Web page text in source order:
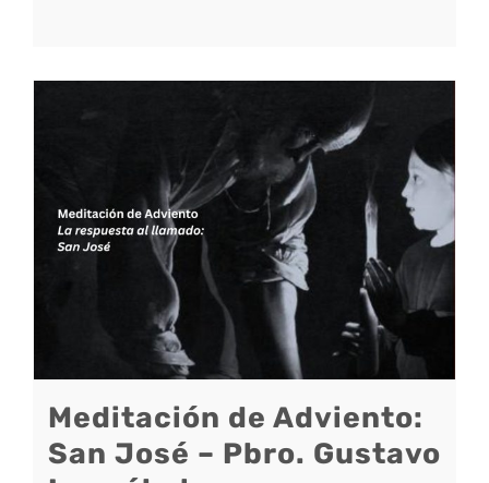
Meditación de Adviento:
San José – Pbro. Gustavo